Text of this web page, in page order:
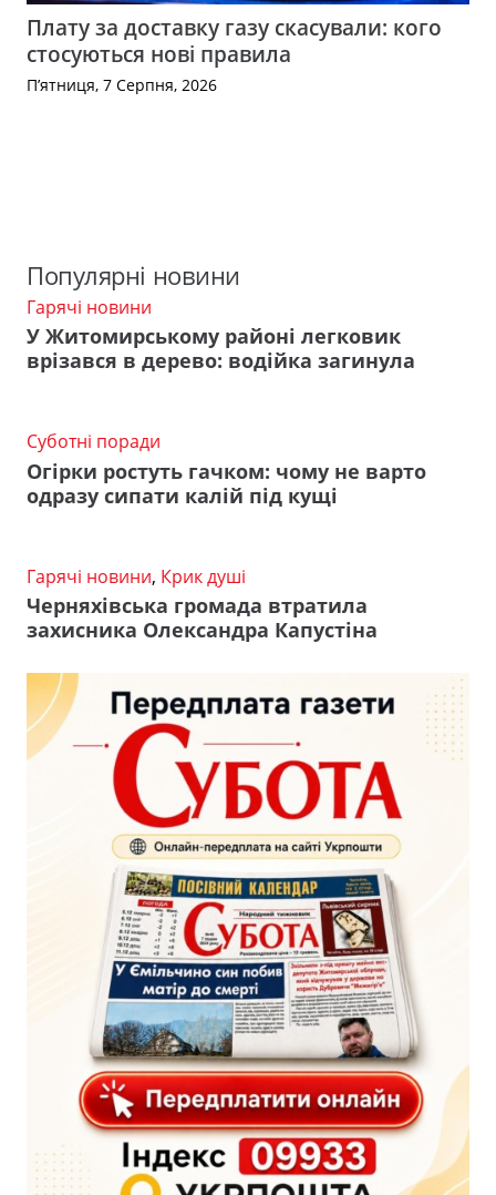
Плату за доставку газу скасували: кого
стосуються нові правила
П’ятниця, 7 Серпня, 2026
Популярні новини
Гарячі новини
У Житомирському районі легковик
врізався в дерево: водійка загинула
Суботні поради
Огірки ростуть гачком: чому не варто
одразу сипати калій під кущі
Гарячі новини, Крик душі
Черняхівська громада втратила
захисника Олександра Капустіна